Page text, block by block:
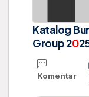
Katalog
Group 20
Komentar